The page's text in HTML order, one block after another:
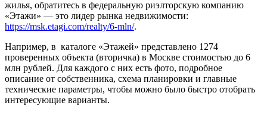
жилья, обратитесь в федеральную риэлторскую компанию
«Этажи» — это лидер рынка недвижимости:
https://msk.etagi.com/realty/6-mln/.
Например, в каталоге «Этажей» представлено 1274
проверенных объекта (вторичка) в Москве стоимостью до 6
млн рублей. Для каждого с них есть фото, подробное
описание от собственника, схема планировки и главные
технические параметры, чтобы можно было быстро отобрать
интересующие варианты.